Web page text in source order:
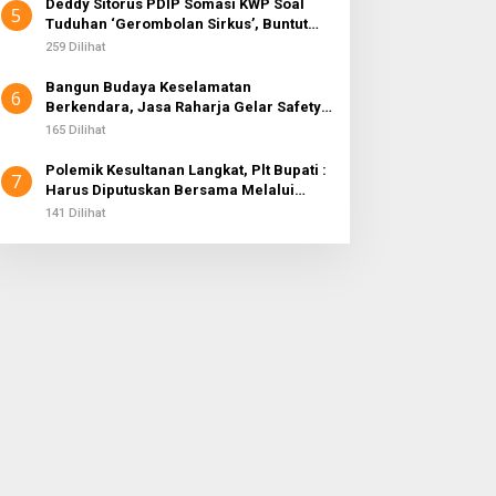
5
Deddy Sitorus PDIP Somasi KWP Soal
Tuduhan ‘Gerombolan Sirkus’, Buntut
Rapat Komisi II Dipimpin Sufmi Dasco
259 Dilihat
6
Bangun Budaya Keselamatan
Berkendara, Jasa Raharja Gelar Safety
Campaign di PT Pasifik Medan Industri
165 Dilihat
7
Polemik Kesultanan Langkat, Plt Bupati :
Harus Diputuskan Bersama Melalui
Forum Dialog
141 Dilihat